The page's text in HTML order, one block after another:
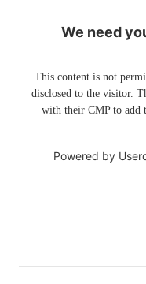
We need
This content is not
disclosed to the visitor.
with their CMP to add
Powered by